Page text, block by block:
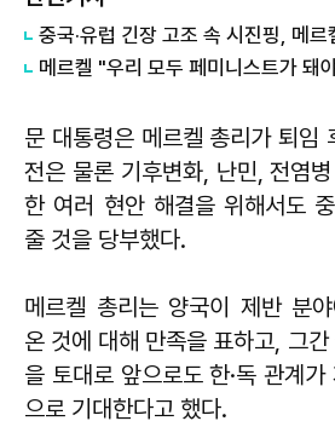
중국·유럽 긴장 고조 속 시진핑, 메르
문 대통령은 메르켈 총리가 퇴임
전은 물론 기후변화, 난민, 전염
한 여러 현안 해결을 위해서도
줄 것을 당부했다.
메르켈 총리는 양국이 제반 분
온 것에 대해 만족을 표하고, 그
을 토대로 앞으로도 한·독 관계
으로 기대한다고 했다.